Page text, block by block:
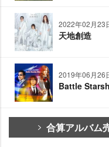
2022年02月23
天地創造
2019年06月26
Battle
合算アルバム